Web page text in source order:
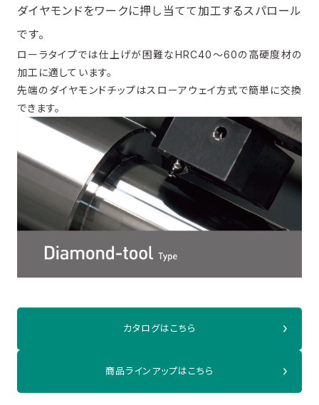
ダイヤモンドをワークに押し当てて加工するスパロール
です。
ローラタイプでは仕上げが困難なHRC40～60の高硬度材の
加工に適しています。
先端のダイヤモンドチップはスローアウェイ方式で簡単に交換
できます。
カタログはこちら
商品ラインアップはこちら